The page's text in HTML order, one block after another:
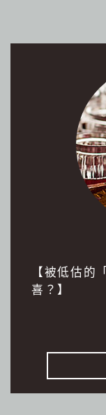
【被低估的
喜？】